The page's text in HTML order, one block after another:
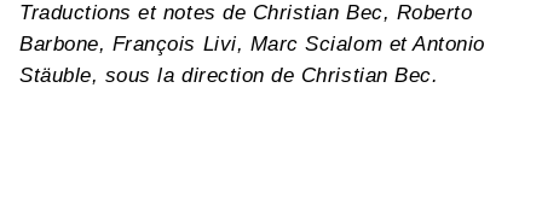
Traductions et notes de Christian Bec, Roberto
Barbone, François Livi, Marc Scialom et Antonio
Stäuble, sous la direction de Christian Bec.